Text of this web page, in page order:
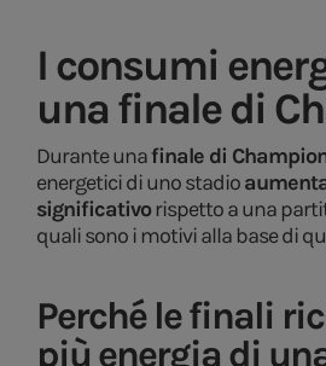
I consumi
una finale di
Durante unafinale di
energetici di uno stadio
significativorispetto a una
quali sono i motivi alla base di
Perché le finali
più energia di